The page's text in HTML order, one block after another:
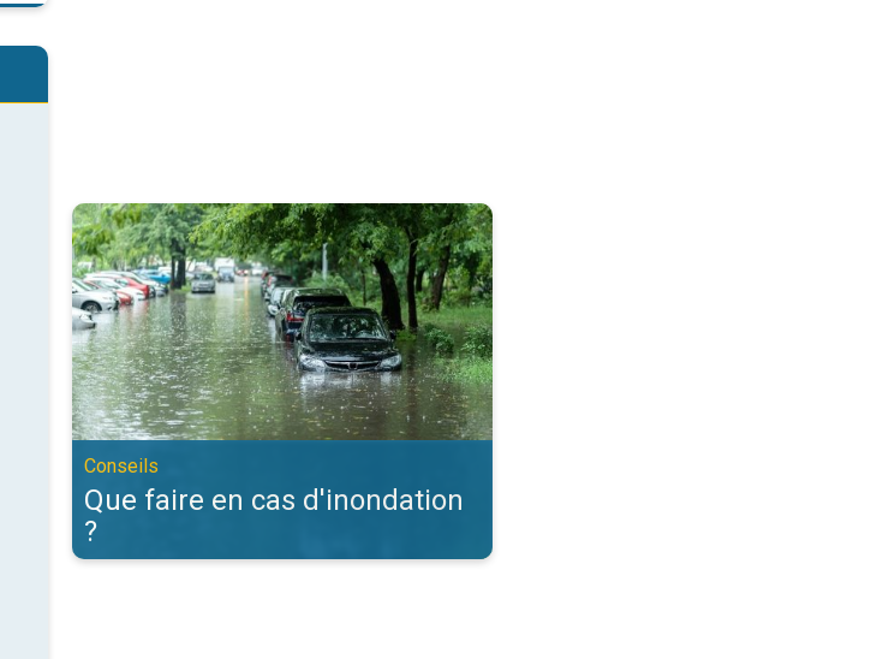
Que faire en cas d'inondation ?. Conseils. . .
Conseils
Que faire en cas d'inondation
?